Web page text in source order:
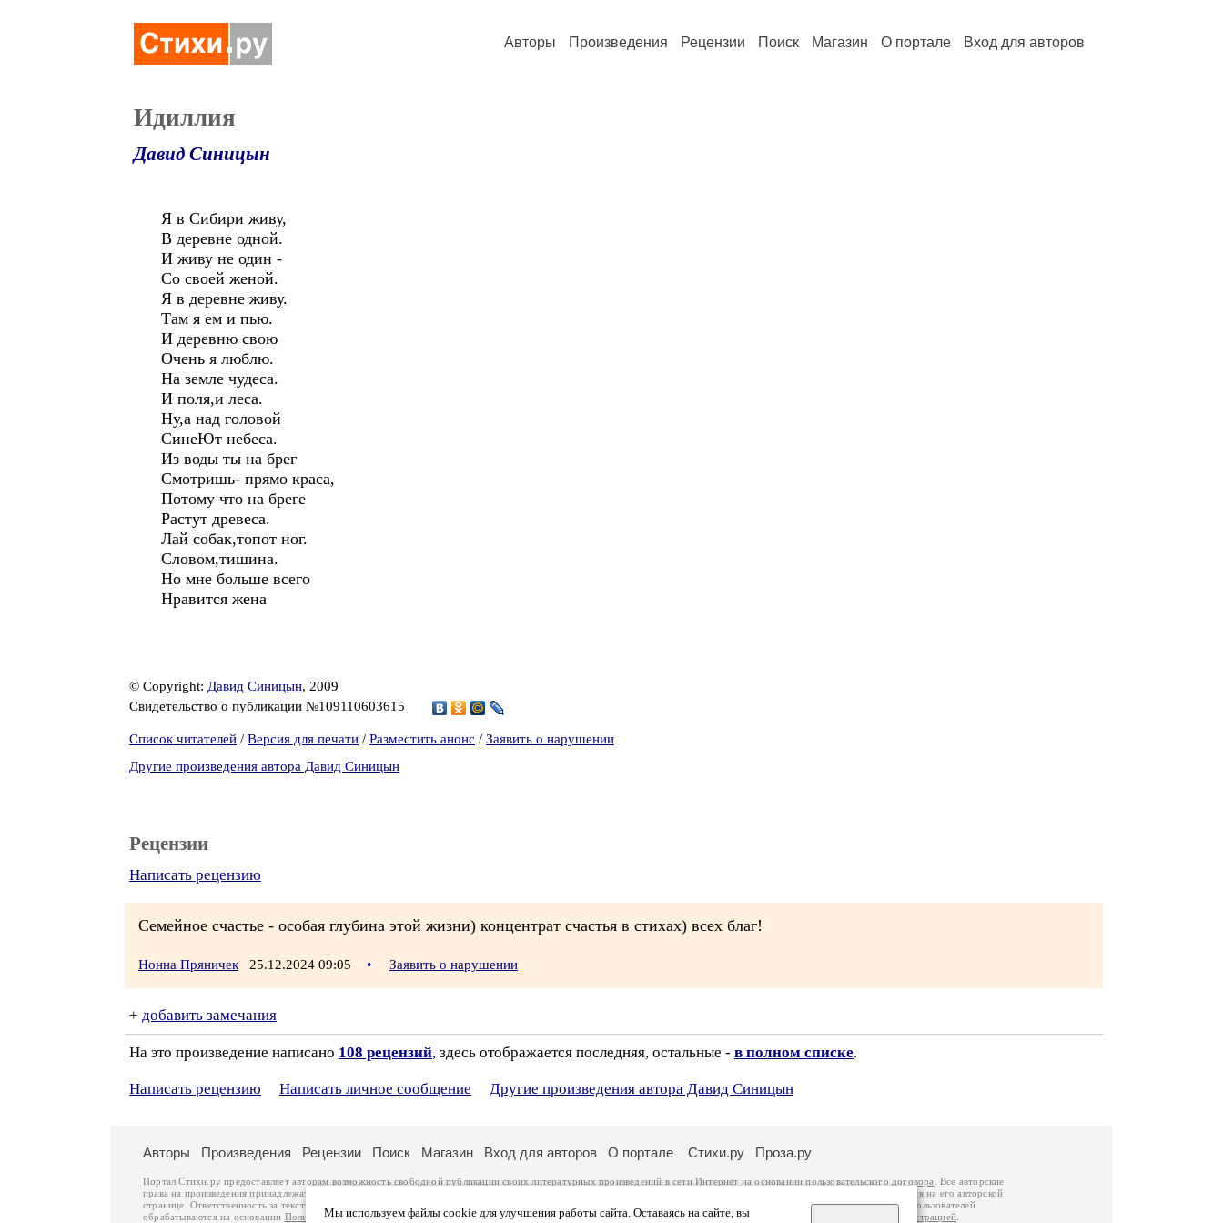
Авторы Произведения Рецензии Поиск Магазин О портале Вход для авторов
Идиллия
Давид Синицын
Я в Сибири живу,
В деревне одной.
И живу не один -
Со своей женой.
Я в деревне живу.
Там я ем и пью.
И деревню свою
Очень я люблю.
На земле чудеса.
И поля,и леса.
Ну,а над головой
СинеЮт небеса.
Из воды ты на брег
Смотришь- прямо краса,
Потому что на бреге
Растут древеса.
Лай собак,топот ног.
Словом,тишина.
Но мне больше всего
Нравится жена
© Copyright: Давид Синицын, 2009
Свидетельство о публикации №109110603615
Список читателей / Версия для печати / Разместить анонс / Заявить о нарушении
Другие произведения автора Давид Синицын
Рецензии
Написать рецензию
Семейное счастье - особая глубина этой жизни) концентрат счастья в стихах) всех благ!
Нонна Пряничек 25.12.2024 09:05 • Заявить о нарушении
+ добавить замечания
На это произведение написано 108 рецензий, здесь отображается последняя, остальные - в полном списке.
Написать рецензию Написать личное сообщение Другие произведения автора Давид Синицын
Мы используем файлы cookie для улучшения работы сайта. Оставаясь на сайте, вы
Авторы Произведения Рецензии Поиск Магазин Вход для авторов О портале Стихи.ру Проза.ру
Портал Стихи.ру предоставляет авторам возможность свободной публикации своих литературных произведений в сети Интернет на основаниипользовательского договора
. Все авторские
права на произведения принадлежат авторам и охраняются
. Перепечатка произведений возможна только с согласия его автора, к которому вы можете обратиться на его авторской
странице. Ответственность за тексты произведений авторы несут самостоятельно на основании
законодательства Российской Федерации. Данные пользователей
обрабатываются на основании Политики обработки персональных данных. Вы также можете посмотреть более подробнуюинформацию о портале связаться с администрацией